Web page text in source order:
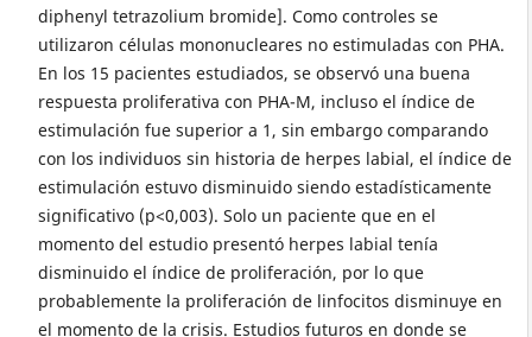
diphenyl tetrazolium bromide]. Como controles se
utilizaron células mononucleares no estimuladas con PHA.
En los 15 pacientes estudiados, se observó una buena
respuesta proliferativa con PHA-M, incluso el índice de
estimulación fue superior a 1, sin embargo comparando
con los individuos sin historia de herpes labial, el índice de
estimulación estuvo disminuido siendo estadísticamente
significativo (p<0,003). Solo un paciente que en el
momento del estudio presentó herpes labial tenía
disminuido el índice de proliferación, por lo que
probablemente la proliferación de linfocitos disminuye en
el momento de la crisis. Estudios futuros en donde se